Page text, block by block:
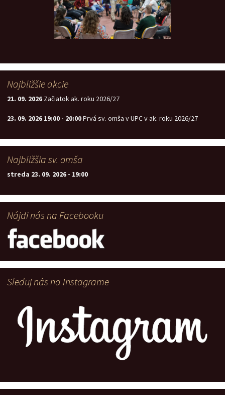
Najbližšie akcie
21. 09. 2026 Začiatok ak. roku 2026/27
23. 09. 2026 19:00 - 20:00Prvá sv. omša v UPC v ak. roku 2026/27
Najbližšia sv. omša
streda 23. 09. 2026 - 19:00
Nájdi nás na Facebooku
Sleduj nás na Instagrame